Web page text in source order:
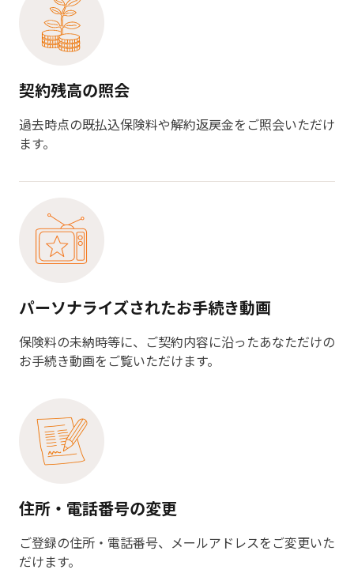
契約残高の照会
過去時点の既払込保険料や解約返戻金をご照会いただけ
ます。
パーソナライズされたお手続き動画
保険料の未納時等に、ご契約内容に沿ったあなただけの
お手続き動画をご覧いただけます。
住所・電話番号の変更
ご登録の住所・電話番号、メールアドレスをご変更いた
だけます。